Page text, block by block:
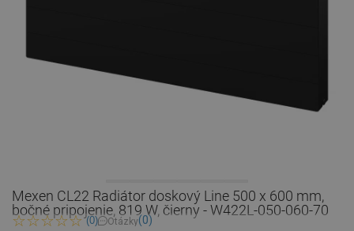
Mexen CL22 Radiátor doskový Line 500 x 600 mm,
bočné pripojenie, 819 W, čierny - W422L-050-060-70
(0) Otázky(0)